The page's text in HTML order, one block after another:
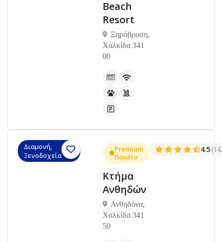
Beach
Resort
Ξηρόβρυση,
Χαλκίδα 341
00
Διαμονή,
Ξενοδοχεία
Premium
Πακέτο
Κτήμα
Ανθηδών
Ανθηδόνα,
Χαλκίδα 341
50
4.5